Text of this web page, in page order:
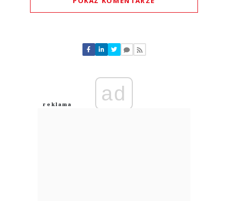
Nie znaleziono komentarzy
Zostaw swoje komentarze
Anuluj
ad